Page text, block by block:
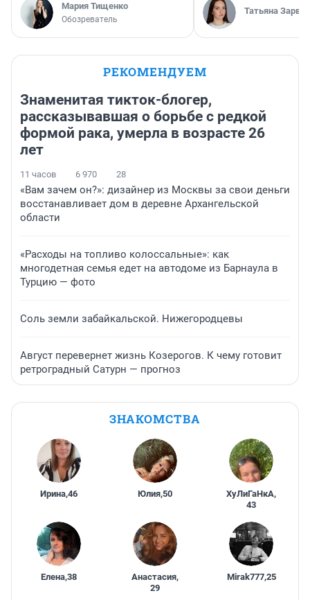
Мария Тищенко
Обозреватель
Татьяна Зарва
РЕКОМЕНДУЕМ
Знаменитая тикток-блогер,
рассказывавшая о борьбе с редкой
формой рака, умерла в возрасте 26
лет
11 часов 6 970 28
«Вам зачем он?»: дизайнер из Москвы за свои деньги
восстанавливает дом в деревне Архангельской
области
«Расходы на топливо колоссальные»: как
многодетная семья едет на автодоме из Барнаула в
Турцию — фото
Соль земли забайкальской. Нижегородцевы
Август перевернет жизнь Козерогов. К чему готовит
ретроградный Сатурн — прогноз
ЗНАКОМСТВА
Ирина,46 Юлия,50 ХуЛиГаНкА,
43
Елена,38 Анастасия,
29
Mirak777,25